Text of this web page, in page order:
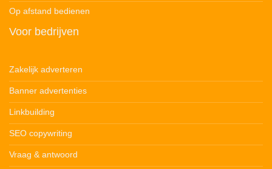
Op afstand bedienen
Voor bedrijven
Zakelijk adverteren
Banner advertenties
Linkbuilding
SEO copywriting
Vraag & antwoord